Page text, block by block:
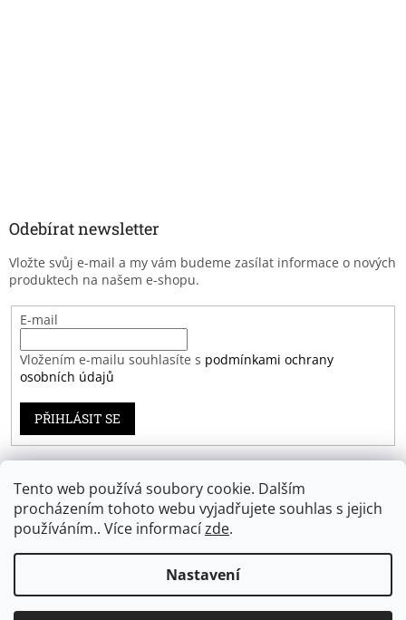
Tento web používá soubory cookie. Dalším
procházením tohoto webu vyjadřujete souhlas s jejich
používáním.. Více informacízde.
Nastavení
Odebírat newsletter
Vložte svůj e-mail a my vám budeme zasílat informace o nových
produktech na našem e-shopu.
E-mail
Vložením e-mailu souhlasíte s podmínkami ochrany
osobních údajů
PŘIHLÁSIT SE
Záruka spokojenosti
Vytvořil Shoptet